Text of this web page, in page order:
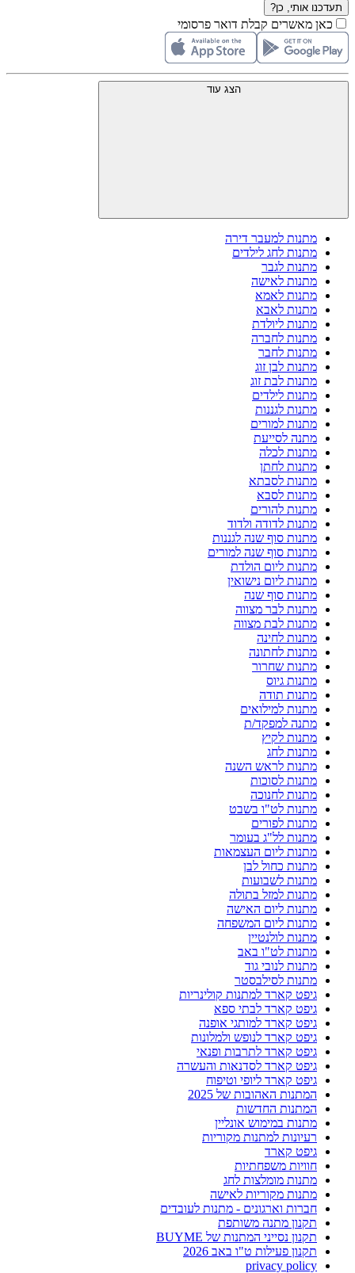
תעדכנו אותי, כן?
כאן מאשרים קבלת דואר פרסומי
הצג עוד
מתנות למעבר דירה
מתנות לחג לילדים
מתנות לגבר
מתנות לאישה
מתנות לאמא
מתנות לאבא
מתנות ליולדת
מתנות לחברה
מתנות לחבר
מתנות לבן זוג
מתנות לבת זוג
מתנות לילדים
מתנות לגננות
מתנות למורים
מתנה לסייעת
מתנות לכלה
מתנות לחתן
מתנות לסבתא
מתנות לסבא
מתנות להורים
מתנות לדודה ולדוד
מתנות סוף שנה לגננות
מתנות סוף שנה למורים
מתנות ליום הולדת
מתנות ליום נישואין
מתנות סוף שנה
מתנות לבר מצווה
מתנות לבת מצווה
מתנות לחינה
מתנות לחתונה
מתנות שחרור
מתנות גיוס
מתנות תודה
מתנות למילואים
מתנה למפקד/ת
מתנות לקיץ
מתנות לחג
מתנות לראש השנה
מתנות לסוכות
מתנות לחנוכה
מתנות לט"ו בשבט
מתנות לפורים
מתנות לל"ג בעומר
מתנות ליום העצמאות
מתנות כחול לבן
מתנות לשבועות
מתנות למזל בתולה
מתנות ליום האישה
מתנות ליום המשפחה
מתנות לולנטיין
מתנות לט"ו באב
מתנות לנובי גוד
מתנות לסילבסטר
גיפט קארד למתנות קולינריות
גיפט קארד לבתי ספא
גיפט קארד למותגי אופנה
גיפט קארד לנופש ולמלונות
גיפט קארד לתרבות ופנאי
גיפט קארד לסדנאות והעשרה
גיפט קארד ליופי וטיפוח
המתנות האהובות של 2025
המתנות החדשות
מתנות במימוש אונליין
רעיונות למתנות מקוריות
גיפט קארד
חוויות משפחתיות
מתנות מומלצות לחג
מתנות מקוריות לאישה
חברות וארגונים - מתנות לעובדים
תקנון מתנה משותפת
תקנון נסייני המתנות של BUYME
תקנון פעילות ט"ו באב 2026
privacy policy